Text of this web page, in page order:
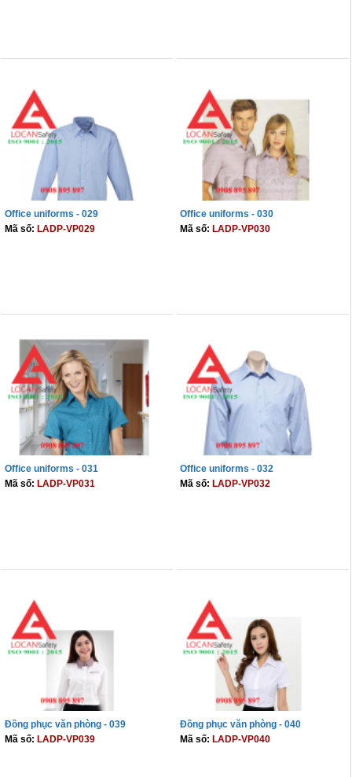
Office uniforms - 029
Mã số: LADP-VP029
Office uniforms - 030
Mã số: LADP-VP030
Office uniforms - 031
Mã số: LADP-VP031
Office uniforms - 032
Mã số: LADP-VP032
Đồng phục văn phòng - 039
Mã số: LADP-VP039
Đồng phục văn phòng - 040
Mã số: LADP-VP040